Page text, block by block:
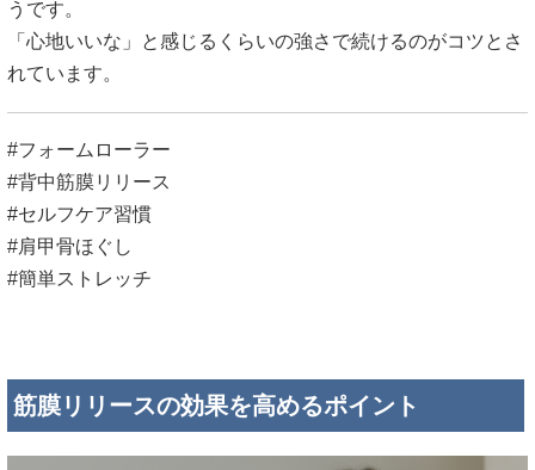
うです。
「心地いいな」と感じるくらいの強さで続けるのがコツとさ
れています。
#フォームローラー
#背中筋膜リリース
#セルフケア習慣
#肩甲骨ほぐし
#簡単ストレッチ
筋膜リリースの効果を高めるポイント